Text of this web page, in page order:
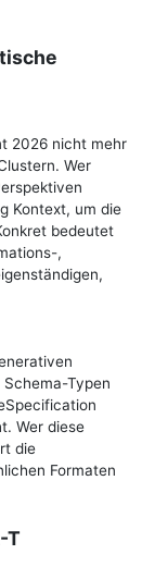
2026 nicht mehr
Wer
Kontext, um die
bedeutet
,
Typen
Wer diese
die
Formaten
T